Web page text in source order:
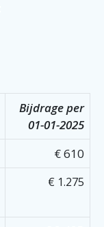
Bijdrage per
01-01-2025
€ 610
€ 1.275